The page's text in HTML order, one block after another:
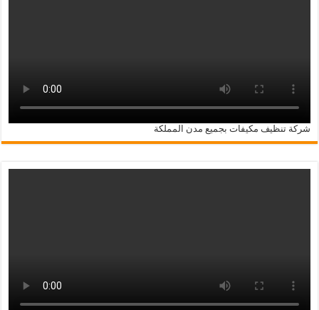
شركة تنظيف مكيفات بجميع مدن المملكة